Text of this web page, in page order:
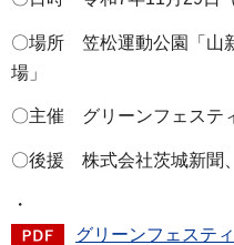
〇場所 笠松運動公園「山
場」
〇主催 グリーンフェステ
〇後援 株式会社茨城新聞
・
グリーンフェステ